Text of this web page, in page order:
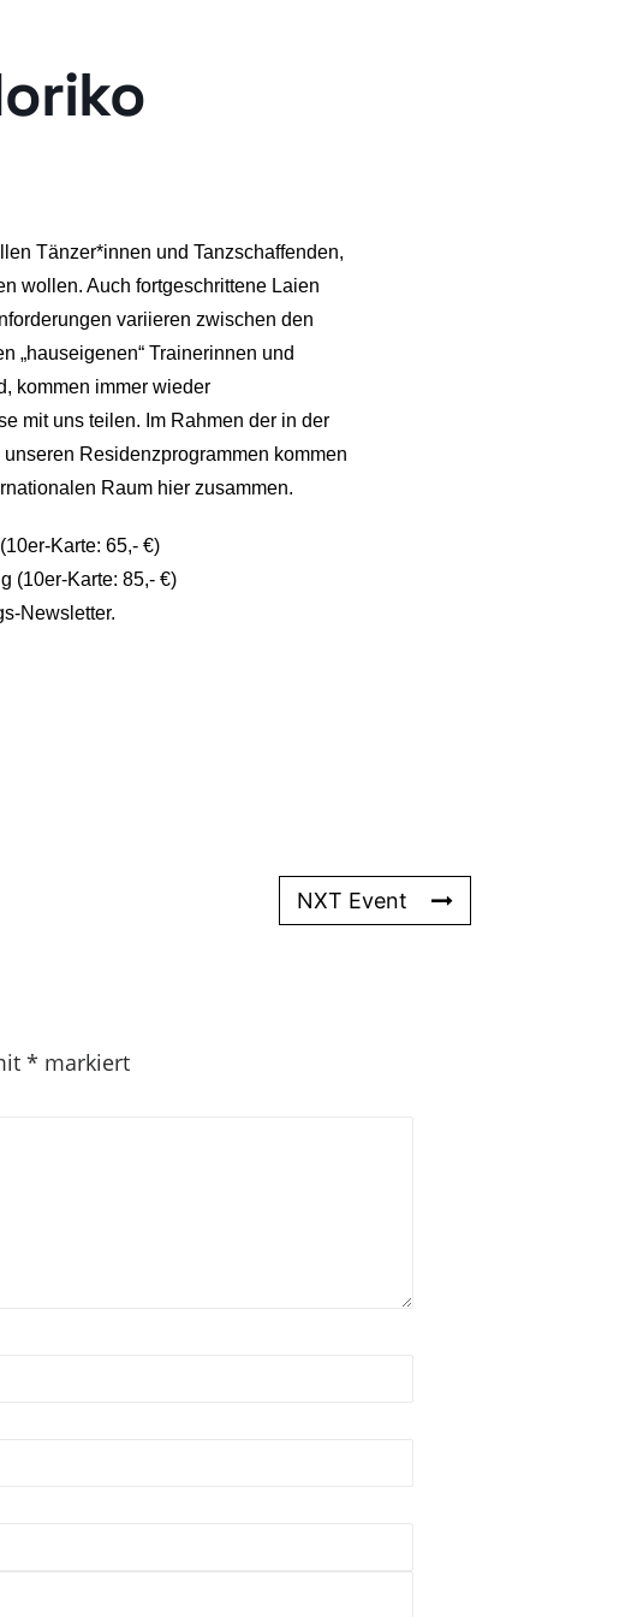
Tänzer*innen und Tanzschaffenden,
wollen. Auch fortgeschrittene Laien
variieren zwischen den
„hauseigenen“ Trainerinnen und
kommen immer wieder
mit uns teilen. Im Rahmen der in der
Residenzprogrammen kommen
Raum hier zusammen.
Karte: 65,- €)
(10er-Karte: 85,- €)
Newsletter.
NXT Event
* markiert